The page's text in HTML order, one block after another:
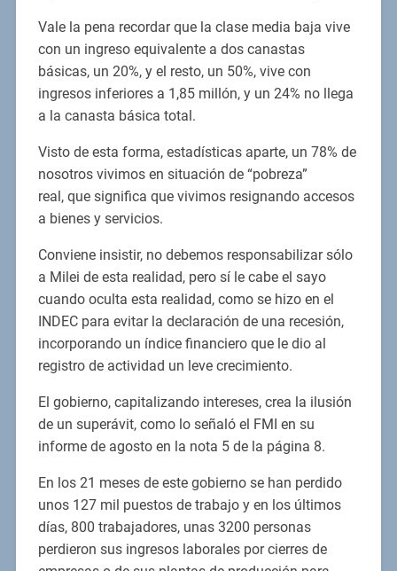
Vale la pena recordar que la clase media baja vive
con un ingreso equivalente a dos canastas
básicas, un 20%, y el resto, un 50%, vive con
ingresos inferiores a 1,85 millón, y un 24% no llega
a la canasta básica total.
Visto de esta forma, estadísticas aparte, un 78% de
nosotros vivimos en situación de “pobreza”
real, que significa que vivimos resignando accesos
a bienes y servicios.
Conviene insistir, no debemos responsabilizar sólo
a Milei de esta realidad, pero sí le cabe el sayo
cuando oculta esta realidad, como se hizo en el
INDEC para evitar la declaración de una recesión,
incorporando un índice financiero que le dio al
registro de actividad un leve crecimiento.
El gobierno, capitalizando intereses, crea la ilusión
de un superávit, como lo señaló el FMI en su
informe de agosto en la nota 5 de la página 8.
En los 21 meses de este gobierno se han perdido
unos 127 mil puestos de trabajo y en los últimos
días, 800 trabajadores, unas 3200 personas
perdieron sus ingresos laborales por cierres de